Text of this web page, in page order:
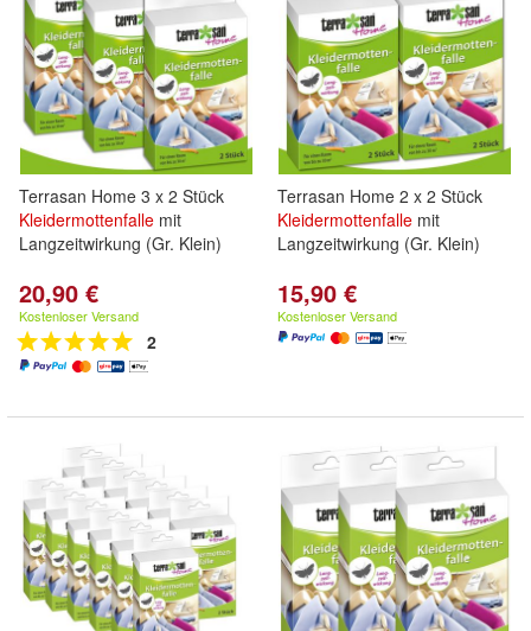
Terrasan Home 3 x 2 Stück
Kleidermottenfalle mit
Langzeitwirkung (Gr. Klein)
20,90 €
Kostenloser Versand
2
Terrasan Home 2 x 2 Stück
Kleidermottenfalle mit
Langzeitwirkung (Gr. Klein)
15,90 €
Kostenloser Versand